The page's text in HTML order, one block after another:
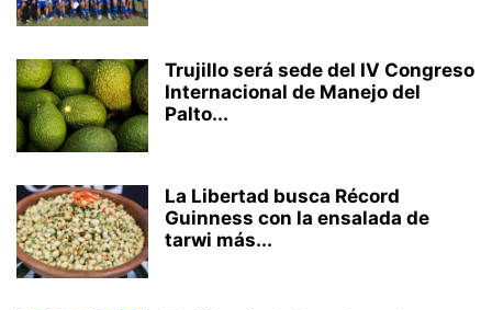
Trujillo será sede del IV Congreso
Internacional de Manejo del
Palto...
La Libertad busca Récord
Guinness con la ensalada de
tarwi más...